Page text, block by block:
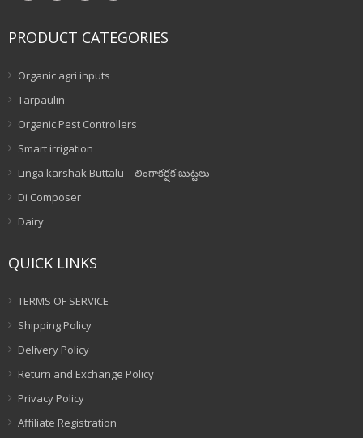
PRODUCT CATEGORIES
Organic agri inputs
Tarpaulin
Organic Pest Controllers
Smart irrigation
Linga karshak Buttalu – లింగాకర్షక బుట్టలు
Di Composer
Dairy
QUICK LINKS
TERMS OF SERVICE
Shipping Policy
Delivery Policy
Return and Exchange Policy
Privacy Policy
Affiliate Registration